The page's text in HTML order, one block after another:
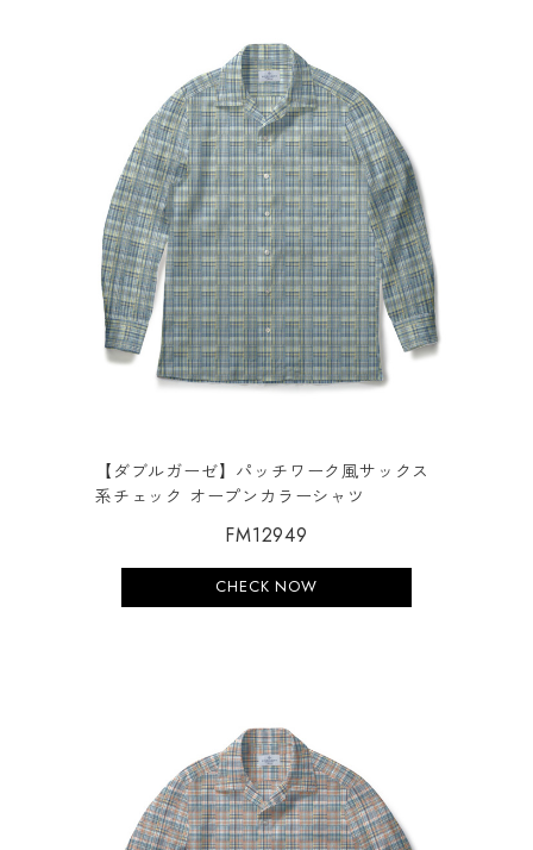
【ダブルガーゼ】パッチワーク風サックス
系チェック オープンカラーシャツ
FM12949
CHECK NOW